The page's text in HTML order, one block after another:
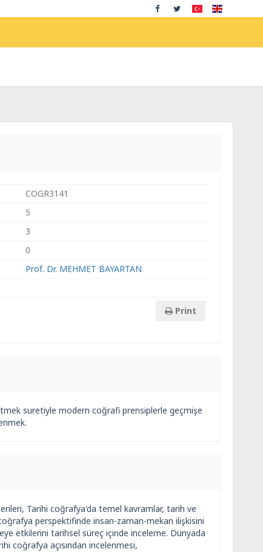
COGR3141
5
3
0
Prof. Dr. MEHMET BAYARTAN
Print
suretiyle modern coğrafi prensiplerle geçmişe
Tarihi coğrafya'da temel kavramlar, tarih ve
perspektifinde insan-zaman-mekan ilişkisini
etkilerini tarihsel süreç içinde inceleme. Dünyada
coğrafya açısından incelenmesi,